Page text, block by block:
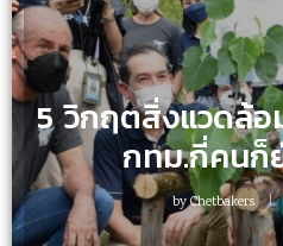
5 วิกฤตสิ่งแวดล้
กทม.กี่คน
byChetbakers